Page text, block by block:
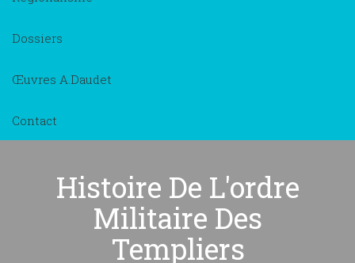
Dossiers
Œuvres A.Daudet
Contact
Histoire De L'ordre
Militaire Des
Templiers